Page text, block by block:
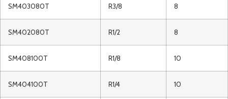
SM403080T R3/8 8
SM402080T R1/2 8
SM408100T R1/8 10
SM404100T R1/4 10